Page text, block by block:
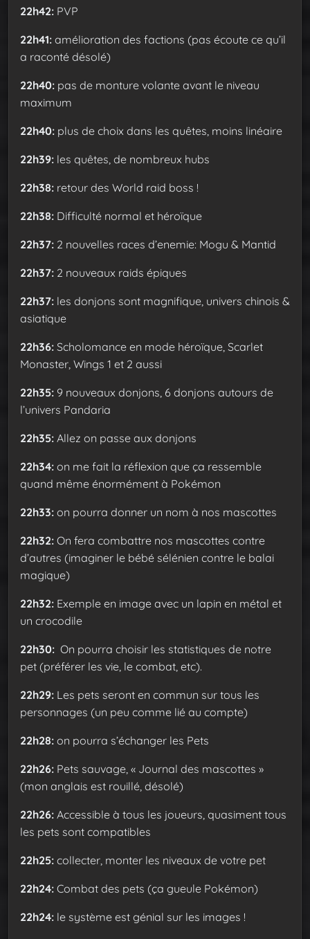
22h42: PVP
22h41: amélioration des factions (pas écoute ce qu’il
a raconté désolé)
22h40: pas de monture volante avant le niveau
maximum
22h40: plus de choix dans les quêtes, moins linéaire
22h39: les quêtes, de nombreux hubs
22h38: retour des World raid boss !
22h38: Difficulté normal et héroïque
22h37: 2 nouvelles races d’enemie: Mogu & Mantid
22h37: 2 nouveaux raids épiques
22h37: les donjons sont magnifique, univers chinois &
asiatique
22h36: Scholomance en mode héroïque, Scarlet
Monaster, Wings 1 et 2 aussi
22h35: 9 nouveaux donjons, 6 donjons autours de
l’univers Pandaria
22h35: Allez on passe aux donjons
22h34: on me fait la réflexion que ça ressemble
quand même énormément à Pokémon
22h33: on pourra donner un nom à nos mascottes
22h32: On fera combattre nos mascottes contre
d’autres (imaginer le bébé sélénien contre le balai
magique)
22h32: Exemple en image avec un lapin en métal et
un crocodile
22h30: On pourra choisir les statistiques de notre
pet (préférer les vie, le combat, etc).
22h29: Les pets seront en commun sur tous les
personnages (un peu comme lié au compte)
22h28: on pourra s’échanger les Pets
22h26: Pets sauvage, « Journal des mascottes »
(mon anglais est rouillé, désolé)
22h26: Accessible à tous les joueurs, quasiment tous
les pets sont compatibles
22h25: collecter, monter les niveaux de votre pet
22h24: Combat des pets (ça gueule Pokémon)
22h24: le système est génial sur les images !